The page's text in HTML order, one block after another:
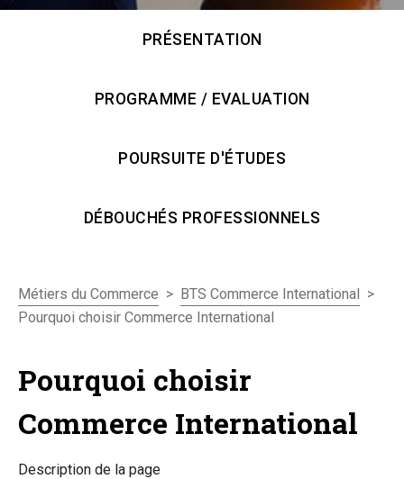
PRÉSENTATION
PROGRAMME / EVALUATION
POURSUITE D'ÉTUDES
DÉBOUCHÉS PROFESSIONNELS
Métiers du Commerce > BTS Commerce International
>
Pourquoi choisir Commerce International
Pourquoi choisir
Commerce International
Description de la page